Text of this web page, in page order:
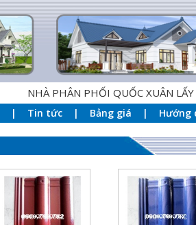
NHÀ PHÂN PHỐI QUỐC XUÂN LẤY
Tin tức Bảng giá Hướng